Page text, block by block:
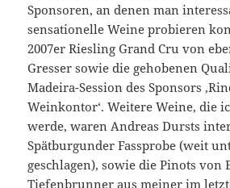
Sponsoren, an denen man
sensationelle Weine probieren
2007er Riesling Grand Cru von
Gresser sowie die gehobenen
Madeira-Session des Sponsors
Weinkontor‘. Weitere Weine, die
werde, waren Andreas Dursts
Spätburgunder Fassprobe (weit
geschlagen), sowie die Pinots von
Tiefenbrunner aus meiner im